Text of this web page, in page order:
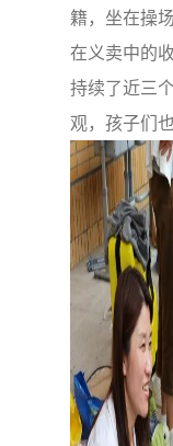
籍，坐在操
在义卖中的
持续了近三
观，孩子们